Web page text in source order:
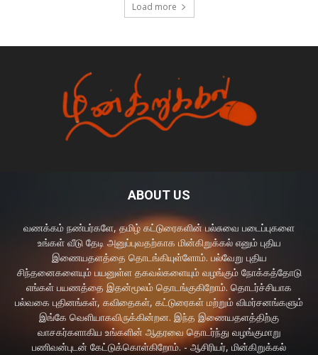
Load more
ABOUT US
வணக்கம் நண்பர்களே, தமிழ் கட்டுரைகளின் பல்சுவை படைப்புகளை
உங்கள் வீடு தேடி அனுப்புவதற்காக மின்கிறுக்கல் எனும் புதிய
இணையதளத்தை தொடங்கியுள்ளோம். பல்வேறு புதிய
சிந்தனைகளையும் பயனுள்ள தகவல்களையும் வழங்கும் நோக்கத்தோடு
எங்கள் பயணத்தை இதன்மூலம் தொடங்குகிறோம். தொடர்ச்சியாக
பல்வகை புதினங்கள், கவிதைகள், கட்டுரைகள் மற்றும் விமர்சனங்களும்
இங்கே வெளியாகவிருக்கின்றன. இந்த இணையதளத்திற்கு
வாசகர்களாகிய உங்களின் ஆதரவை தொடர்ந்து வழங்குமாறு
பணிவன்புடன் கேட்டுக்கொள்கிறோம். - ஆசிரியர், மின்கிறுக்கல்